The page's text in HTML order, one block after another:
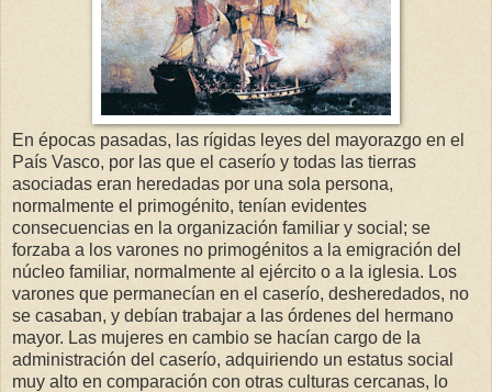
En épocas pasadas, las rígidas leyes del mayorazgo en el
País Vasco, por las que el caserío y todas las tierras
asociadas eran heredadas por una sola persona,
normalmente el primogénito, tenían evidentes
consecuencias en la organización familiar y social; se
forzaba a los varones no primogénitos a la emigración del
núcleo familiar, normalmente al ejército o a la iglesia. Los
varones que permanecían en el caserío, desheredados, no
se casaban, y debían trabajar a las órdenes del hermano
mayor. Las mujeres en cambio se hacían cargo de la
administración del caserío, adquiriendo un estatus social
muy alto en comparación con otras culturas cercanas, lo